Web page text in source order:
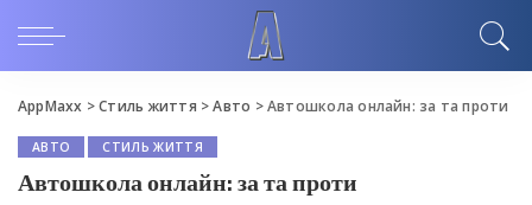
AppMaxx >Стиль життя >Авто >Автошкола онлайн: за та проти
АВТО СТИЛЬ ЖИТТЯ
Автошкола онлайн: за та проти